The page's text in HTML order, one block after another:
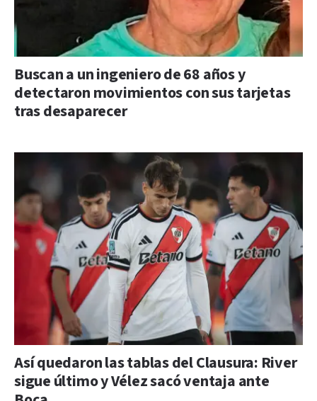
Buscan a un ingeniero de 68 años y
detectaron movimientos con sus tarjetas
tras desaparecer
Así quedaron las tablas del Clausura: River
sigue último y Vélez sacó ventaja ante